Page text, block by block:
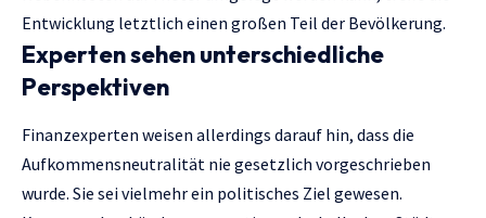
Entwicklung letztlich einen großen Teil der Bevölkerung.
Experten sehen unterschiedliche
Perspektiven
Finanzexperten weisen allerdings darauf hin, dass die
Aufkommensneutralität nie gesetzlich vorgeschrieben
wurde. Sie sei vielmehr ein politisches Ziel gewesen.